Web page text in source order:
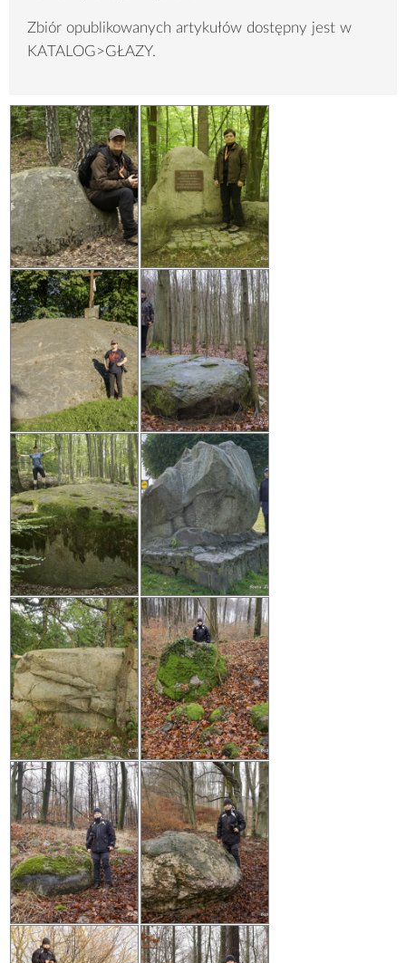
Zbiór opublikowanych artykułów dostępny jest w
KATALOG>GŁAZY.